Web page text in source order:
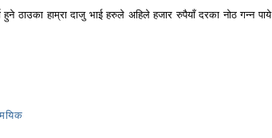
हुने ठाउका हाम्रा दाजु भाई हरुले अहिले हजार रुपैयाँ दरका नोठ गन्न पाये